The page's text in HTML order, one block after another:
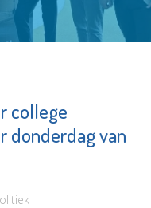
college
donderdag van